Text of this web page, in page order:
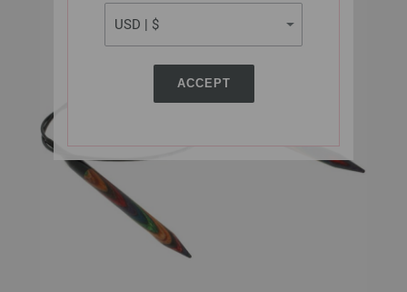
ACCEPT